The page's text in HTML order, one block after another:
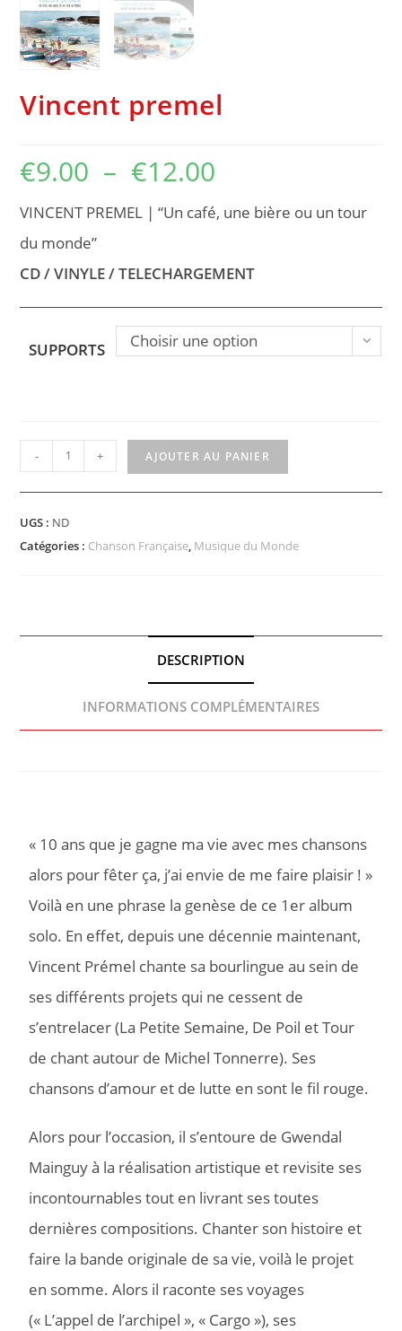
Vincent premel
€9.00 – €12.00
VINCENT PREMEL | “Un café, une bière ou un tour
du monde”
CD / VINYLE / TELECHARGEMENT
SUPPORTS Choisir une option
quantité
de
premel
- + AJOUTER AU PANIER
UGS : ND
Catégories : Chanson Française, Musique du Monde
DESCRIPTION
INFORMATIONS COMPLÉMENTAIRES
« 10 ans que je gagne ma vie avec mes chansons
alors pour fêter ça, j’ai envie de me faire plaisir ! »
Voilà en une phrase la genèse de ce 1er album
solo. En effet, depuis une décennie maintenant,
Vincent Prémel chante sa bourlingue au sein de
ses différents projets qui ne cessent de
s’entrelacer (La Petite Semaine, De Poil et Tour
de chant autour de Michel Tonnerre). Ses
chansons d’amour et de lutte en sont le fil rouge.
Alors pour l’occasion, il s’entoure de Gwendal
Mainguy à la réalisation artistique et revisite ses
incontournables tout en livrant ses toutes
dernières compositions. Chanter son histoire et
faire la bande originale de sa vie, voilà le projet
en somme. Alors il raconte ses voyages
(« L’appel de l’archipel », « Cargo »), ses